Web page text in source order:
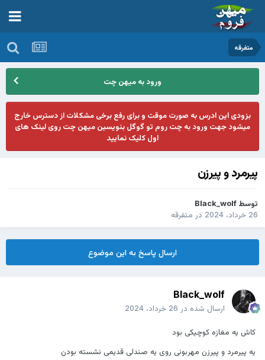
متفرقه
ورود به میهن چت
بزودی این ادرس به صورت موقت و برای رفع برخی مشکلات از دسترس خارج
میشود جهت ورود به چت روم تو گوگل بنویسین میهن چت روی لینک های
اول کلیک نمایید
پیرمرد و پیرزن
توسط Black_wolf
26 خرداد، 2024
در متفرقه
ارسال پاسخ به این موضوع
Black_wolf
ارسال شده در 26 خرداد، 2024
کاش یه مغازه کوچیکی بود
یه پیرمرد و پیرزن مهربونی روی یه صندلی قدیمی نشسته بودن